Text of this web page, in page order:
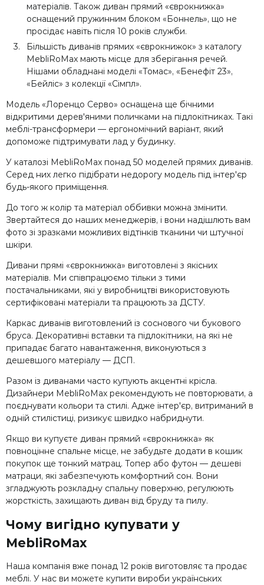
матеріалів. Також диван прямий «єврокнижка»
оснащений пружинним блоком «Боннель», що не
просідає навіть після 10 років служби.
Більшість диванів прямих «єврокнижок» з каталогу
MebliRoMax мають місце для зберігання речей.
Нішами обладнані моделі «Томас», «Бенефіт 23»,
«Бейліс» з колекції «Сімпл».
Модель «Лоренцо Серво» оснащена ще бічними
відкритими дерев'яними поличками на підлокітниках. Такі
меблі-трансформери — ергономічний варіант, який
допоможе підтримувати лад у будинку.
У каталозі MebliRoMax понад 50 моделей прямих диванів.
Серед них легко підібрати недорогу модель під інтер'єр
будь-якого приміщення.
До того ж колір та матеріал оббивки можна змінити.
Звертайтеся до наших менеджерів, і вони надішлють вам
фото зі зразками можливих відтінків тканини чи штучної
шкіри.
Дивани прямі «єврокнижка» виготовлені з якісних
матеріалів. Ми співпрацюємо тільки з тими
постачальниками, які у виробництві використовують
сертифіковані матеріали та працюють за ДСТУ.
Каркас диванів виготовлений із соснового чи букового
бруса. Декоративні вставки та підлокітники, на які не
припадає багато навантаження, виконуються з
дешевшого матеріалу — ДСП.
Разом із диванами часто купують акцентні крісла.
Дизайнери MebliRoMax рекомендують не повторювати, а
поєднувати кольори та стилі. Адже інтер'єр, витриманий в
одній стилістиці, ризикує швидко набриднути.
Якщо ви купуєте диван прямий «єврокнижка» як
повноцінне спальне місце, не забудьте додати в кошик
покупок ще тонкий матрац. Топер або футон — дешеві
матраци, які забезпечують комфортний сон. Вони
згладжують розкладну спальну поверхню, регулюють
жорсткість, захищають диван від бруду та пилу.
Чому вигідно купувати у
MebliRoMax
Наша компанія вже понад 12 років виготовляє та продає
меблі. У нас ви можете купити вироби українських